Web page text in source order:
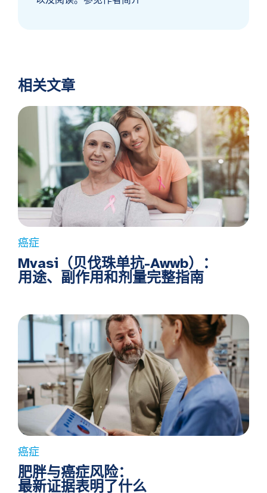
相关文章
癌症
Mvasi（贝伐珠单抗-Awwb）：
用途、副作用和剂量完整指南
癌症
肥胖与癌症风险：
最新证据表明了什么